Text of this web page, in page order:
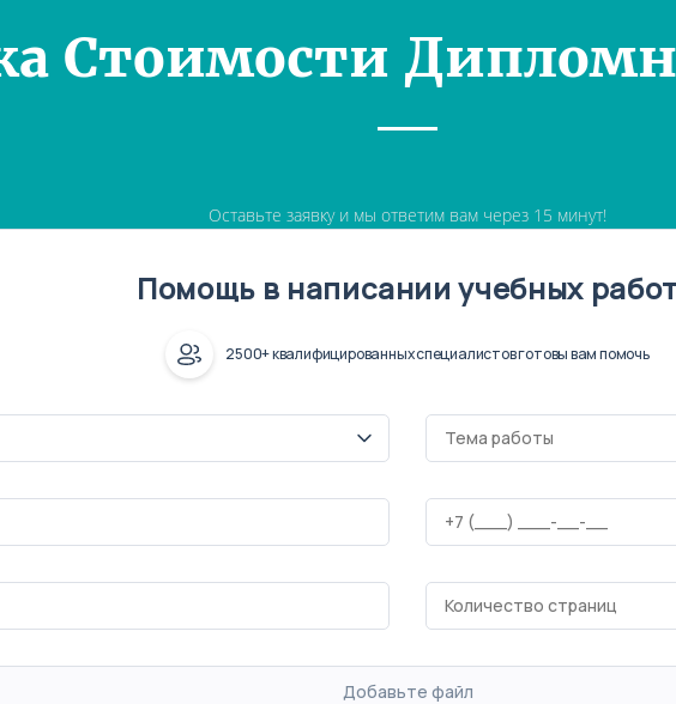
Стоимости
Оставьте заявку и мы ответим вам через 15 минут!
Помощь в написании учебных
2500+ квалифицированных специалистов готовы вам помочь
Добавьте файл